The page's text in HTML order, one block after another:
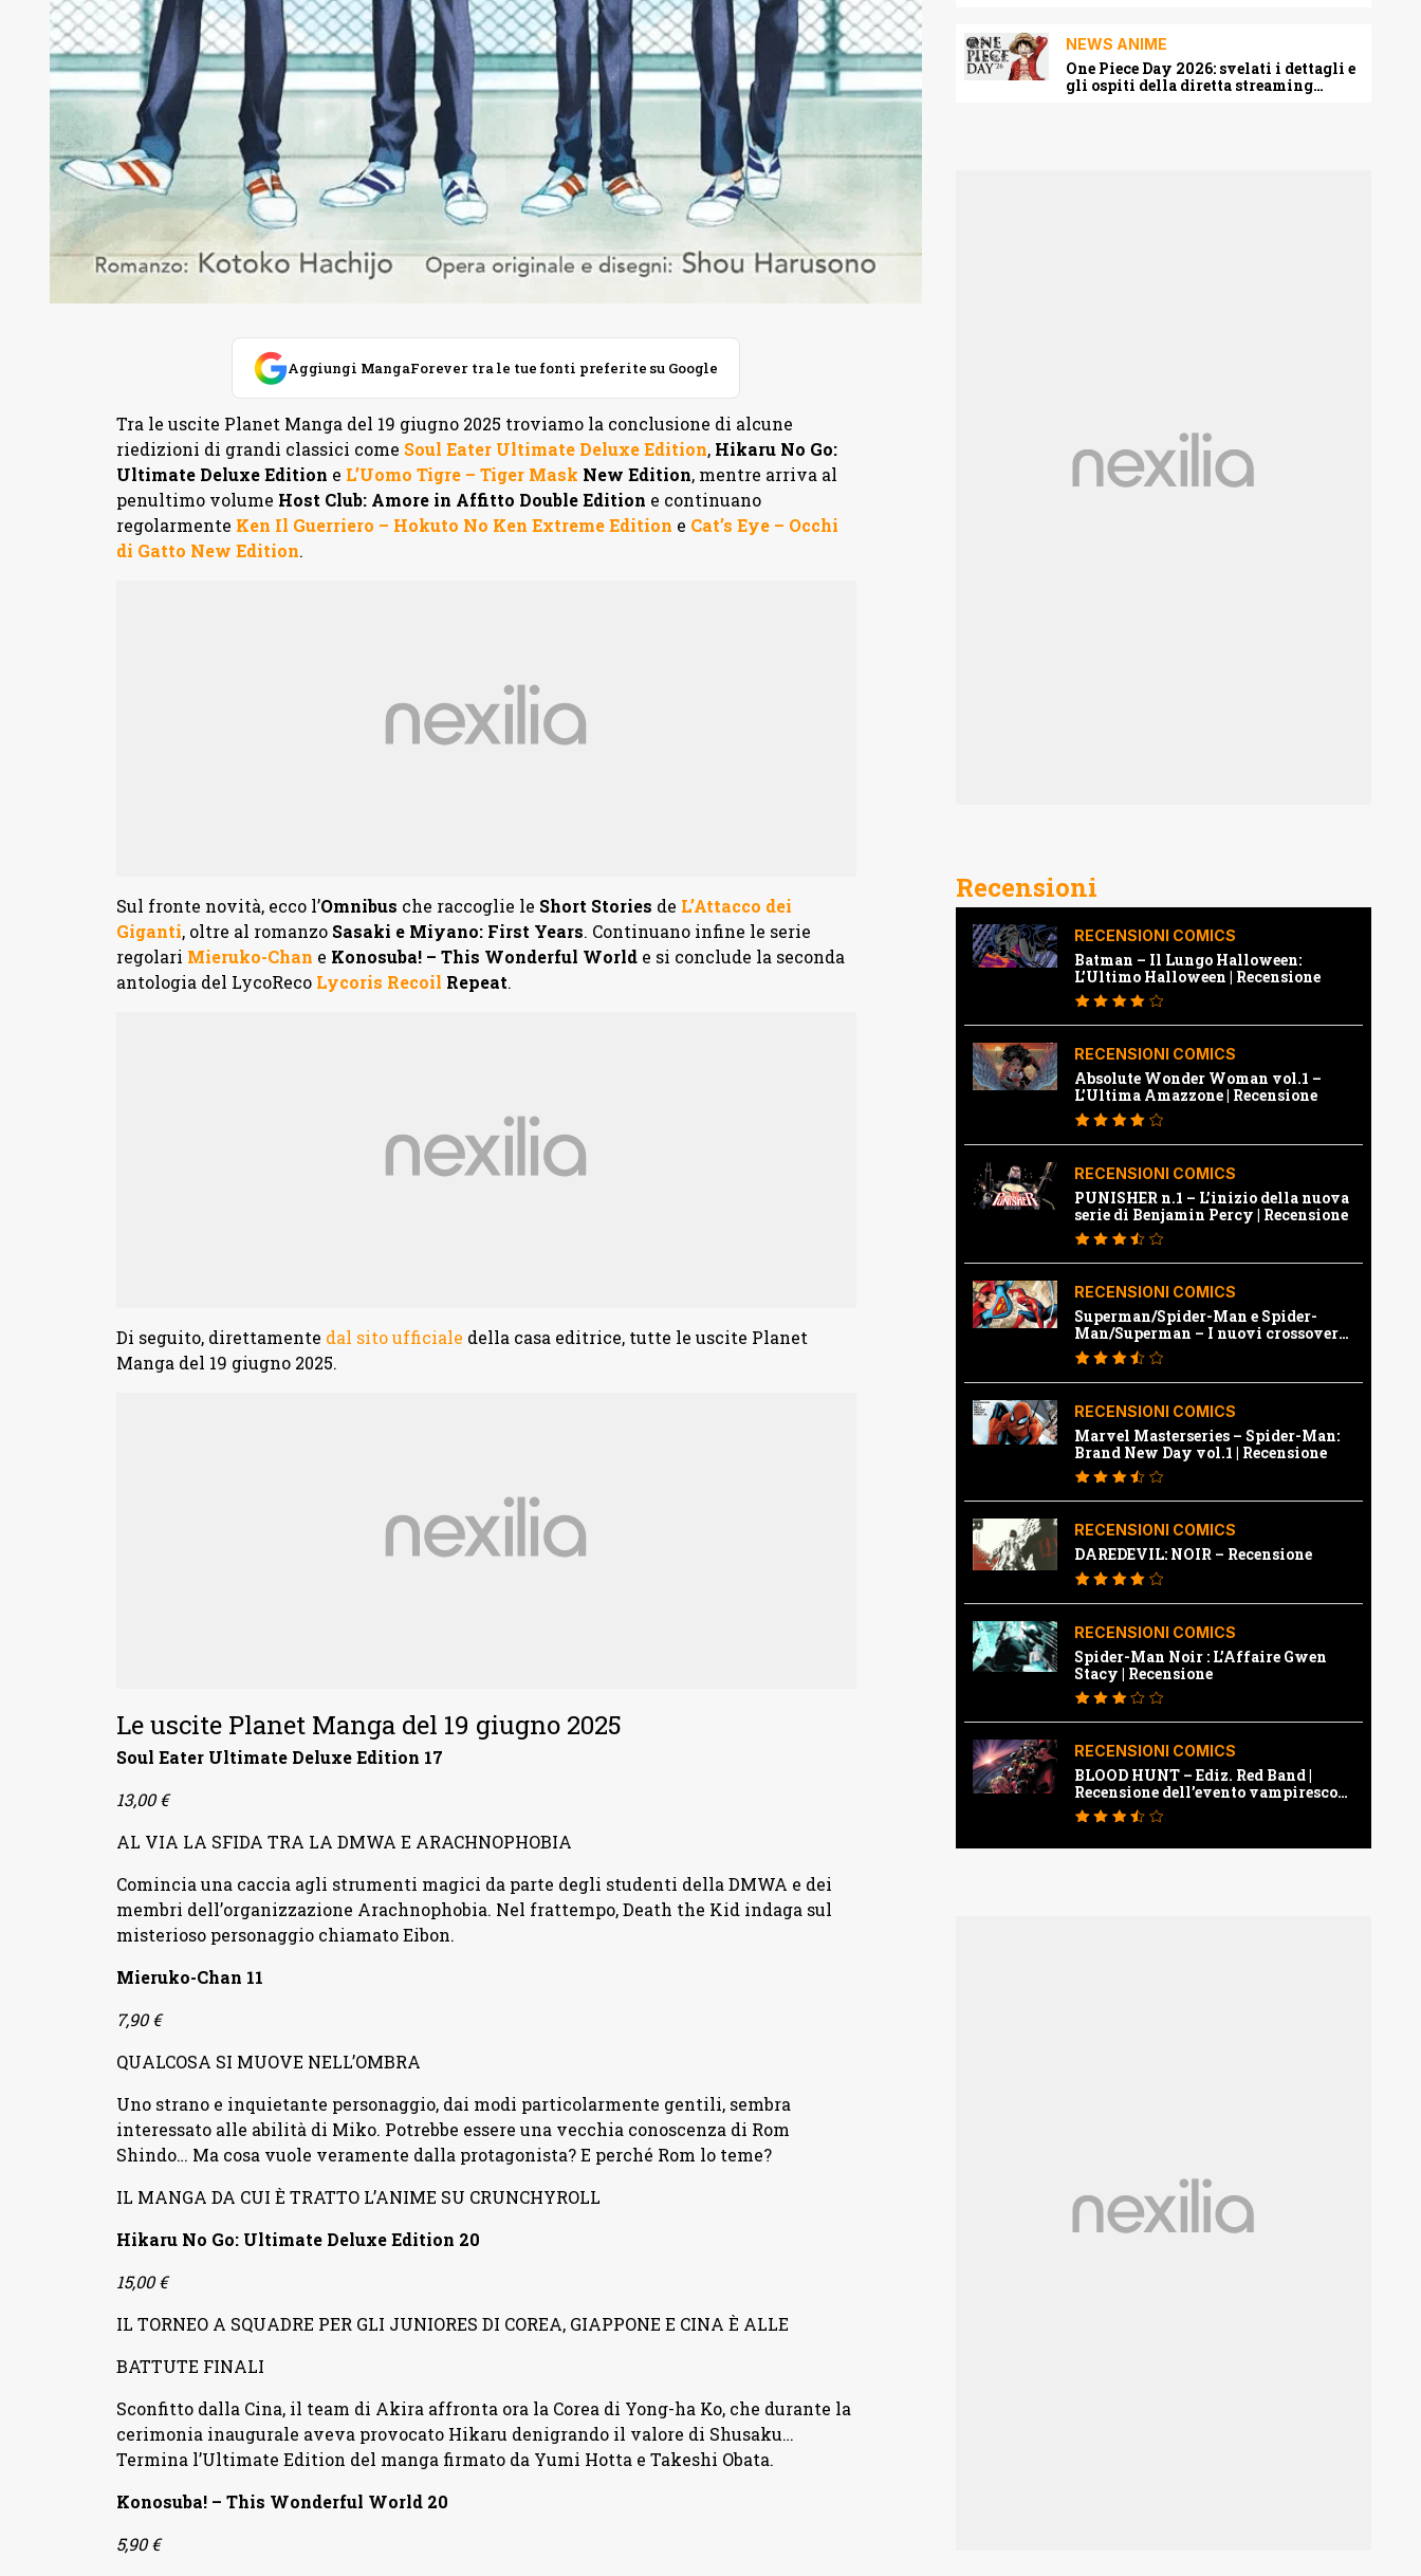
Aggiungi MangaForever tra le tue fonti preferite su Google
Tra le uscite Planet Manga del 19 giugno 2025 troviamo la conclusione di alcune
riedizioni di grandi classici come Soul Eater Ultimate Deluxe Edition, Hikaru No Go:
Ultimate Deluxe Edition e L’Uomo Tigre – Tiger Mask New Edition, mentre arriva al
penultimo volume Host Club: Amore in Affitto Double Edition e continuano
regolarmente Ken Il Guerriero – Hokuto No Ken Extreme Edition e Cat’s Eye – Occhi
di Gatto New Edition.
Sul fronte novità, ecco l’Omnibus che raccoglie le Short Stories de L’Attacco dei
Giganti, oltre al romanzo Sasaki e Miyano: First Years. Continuano infine le serie
regolari Mieruko-Chan e Konosuba! – This Wonderful Worlde si conclude la seconda
antologia del LycoReco Lycoris Recoil Repeat.
Di seguito, direttamente dal sito ufficiale della casa editrice, tutte le uscite Planet
Manga del 19 giugno 2025.
Le uscite Planet Manga del 19 giugno 2025
Soul Eater Ultimate Deluxe Edition 17
13,00 €
AL VIA LA SFIDA TRA LA DMWA E ARACHNOPHOBIA
Comincia una caccia agli strumenti magici da parte degli studenti della DMWA e dei
membri dell’organizzazione Arachnophobia. Nel frattempo, Death the Kid indaga sul
misterioso personaggio chiamato Eibon.
Mieruko-Chan 11
7,90 €
QUALCOSA SI MUOVE NELL’OMBRA
Uno strano e inquietante personaggio, dai modi particolarmente gentili, sembra
interessato alle abilità di Miko. Potrebbe essere una vecchia conoscenza di Rom
Shindo… Ma cosa vuole veramente dalla protagonista? E perché Rom lo teme?
IL MANGA DA CUI È TRATTO L’ANIME SU CRUNCHYROLL
Hikaru No Go: Ultimate Deluxe Edition 20
15,00 €
IL TORNEO A SQUADRE PER GLI JUNIORES DI COREA, GIAPPONE E CINA È ALLE
BATTUTE FINALI
Sconfitto dalla Cina, il team di Akira affronta ora la Corea di Yong-ha Ko, che durante la
cerimonia inaugurale aveva provocato Hikaru denigrando il valore di Shusaku…
Termina l’Ultimate Edition del manga firmato da Yumi Hotta e Takeshi Obata.
Konosuba! – This Wonderful World 20
5,90 €
NEWS ANIME
One Piece Day 2026: svelati i dettagli e
gli ospiti della diretta streaming
Recensioni
RECENSIONI COMICS
Batman – Il Lungo Halloween:
L’Ultimo Halloween | Recensione
RECENSIONI COMICS
Absolute Wonder Woman vol.1 –
L’Ultima Amazzone | Recensione
RECENSIONI COMICS
PUNISHER n.1 – L’inizio della nuova
serie di Benjamin Percy | Recensione
RECENSIONI COMICS
Superman/Spider-Man e Spider-
Man/Superman – I nuovi crossover
Marvel e Dc | Recensione
RECENSIONI COMICS
Marvel Masterseries – Spider-Man:
Brand New Day vol.1 | Recensione
RECENSIONI COMICS
DAREDEVIL: NOIR – Recensione
RECENSIONI COMICS
Spider-Man Noir : L’Affaire Gwen
Stacy | Recensione
RECENSIONI COMICS
BLOOD HUNT – Ediz. Red Band |
Recensione dell’evento vampiresco
della Marvel